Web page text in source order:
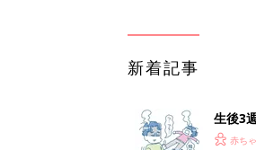
新着記事
生後3
って本
赤ち